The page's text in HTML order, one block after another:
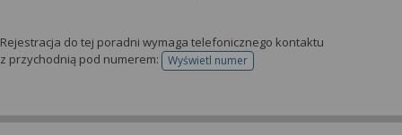
Rejestracja do tej poradni wymaga telefonicznego kontaktu
z przychodnią pod numerem:
Wyświetl numertelefonu do rejestracji